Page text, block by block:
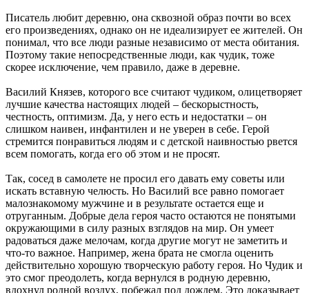
Писатель любит деревню, она сквозной образ почти во всех
его произведениях, однако он не идеализирует ее жителей. Он
понимал, что все люди разные независимо от места обитания.
Поэтому такие непосредственные люди, как чудик, тоже
скорее исключение, чем правило, даже в деревне.
Василий Князев, которого все считают чудиком, олицетворяет
лучшие качества настоящих людей – бескорыстность,
честность, оптимизм. Да, у него есть и недостатки – он
слишком наивен, инфантилен и не уверен в себе. Герой
стремится понравиться людям и с детской наивностью рвется
всем помогать, когда его об этом и не просят.
Так, сосед в самолете не просил его давать ему советы или
искать вставную челюсть. Но Василий все равно помогает
малознакомому мужчине и в результате остается еще и
отруганным. Добрые дела героя часто остаются не понятыми
окружающими в силу разных взглядов на мир. Он умеет
радоваться даже мелочам, когда другие могут не заметить и
что-то важное. Например, жена брата не смогла оценить
действительно хорошую творческую работу героя. Но Чудик и
это смог преодолеть, когда вернулся в родную деревню,
вдохнул родной воздух, побежал под дождем. Это доказывает